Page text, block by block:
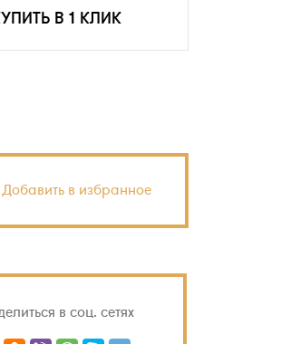
В 1 КЛИК
Добавить в избранное
в соц. сетях